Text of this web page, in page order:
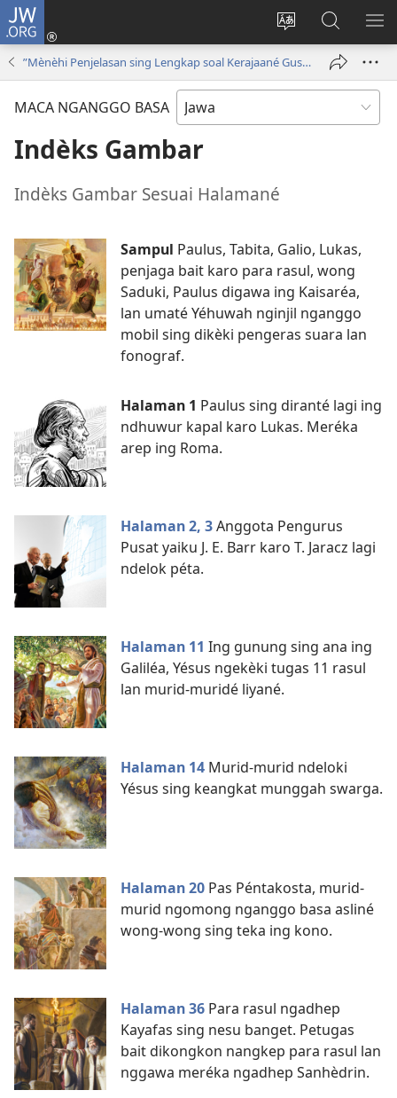
JW.ORG
Ganti
basa
Mlebu
(opens
new
Golèk
JW.ORG
”Mènèhi Penjelasan sing Lengkap soal Kerajaané Gusti Allah”
MACA NGANGGO BASA
Indèks Gambar
Indèks Gambar Sesuai Halamané
Sampul Paulus, Tabita, Galio, Lukas,
penjaga bait karo para rasul, wong
Saduki, Paulus digawa ing Kaisaréa,
lan umaté Yéhuwah nginjil nganggo
mobil sing dikèki pengeras suara lan
fonograf.
Halaman 1 Paulus sing diranté lagi ing
ndhuwur kapal karo Lukas. Meréka
arep ing Roma.
Halaman 2, 3Anggota Pengurus
Pusat yaiku J. E. Barr karo T. Jaracz lagi
ndelok péta.
Halaman 11 Ing gunung sing ana ing
Galiléa, Yésus ngekèki tugas 11 rasul
lan murid-muridé liyané.
Halaman 14 Murid-murid ndeloki
Yésus sing keangkat munggah swarga.
Halaman 20 Pas Péntakosta, murid-
murid ngomong nganggo basa asliné
wong-wong sing teka ing kono.
Halaman 36 Para rasul ngadhep
Kayafas sing nesu banget. Petugas
bait dikongkon nangkep para rasul lan
nggawa meréka ngadhep Sanhèdrin.